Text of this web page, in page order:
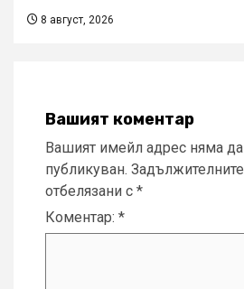
8 август, 2026
Вашият коментар
Вашият имейл адрес няма
публикуван.
отбелязани с *
Коментар: *